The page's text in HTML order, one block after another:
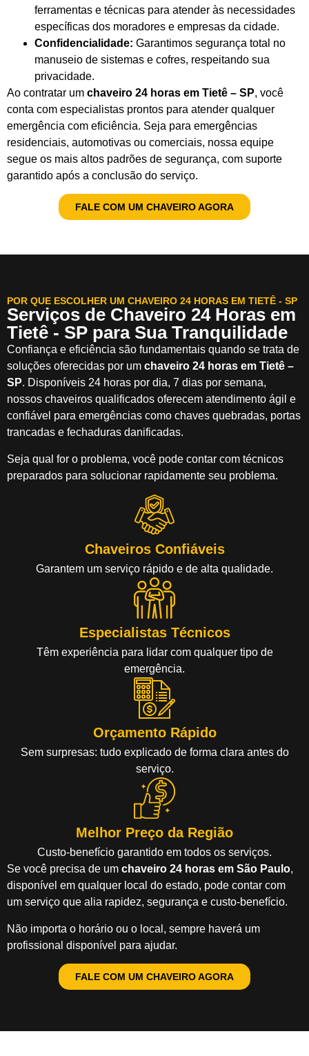
ferramentas e técnicas para atender às necessidades
específicas dos moradores e empresas da cidade.
Confidencialidade: Garantimos segurança total no
manuseio de sistemas e cofres, respeitando sua
privacidade.
Ao contratar um chaveiro 24 horas em Tietê – SP, você
conta com especialistas prontos para atender qualquer
emergência com eficiência. Seja para emergências
residenciais, automotivas ou comerciais, nossa equipe
segue os mais altos padrões de segurança, com suporte
garantido após a conclusão do serviço.
FALE COM UM CHAVEIRO AGORA
POR QUE ESCOLHER UM CHAVEIRO 24 HORAS EM TIETÊ - SP
Serviços de Chaveiro 24 Horas em
Tietê - SP para Sua Tranquilidade
Confiança e eficiência são fundamentais quando se trata de
soluções oferecidas por um chaveiro 24 horas em Tietê –
SP. Disponíveis 24 horas por dia, 7 dias por semana,
nossos chaveiros qualificados oferecem atendimento ágil e
confiável para emergências como chaves quebradas, portas
trancadas e fechaduras danificadas.
Seja qual for o problema, você pode contar com técnicos
preparados para solucionar rapidamente seu problema.
Chaveiros Confiáveis
Garantem um serviço rápido e de alta qualidade.
Especialistas Técnicos
Têm experiência para lidar com qualquer tipo de
emergência.
Orçamento Rápido
Sem surpresas: tudo explicado de forma clara antes do
serviço.
Melhor Preço da Região
Custo-benefício garantido em todos os serviços.
Se você precisa de um chaveiro 24 horas em São Paulo,
disponível em qualquer local do estado, pode contar com
um serviço que alia rapidez, segurança e custo-benefício.
Não importa o horário ou o local, sempre haverá um
profissional disponível para ajudar.
FALE COM UM CHAVEIRO AGORA